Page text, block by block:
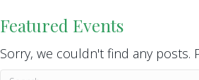
Featured Events
Sorry, we couldn't find any posts.